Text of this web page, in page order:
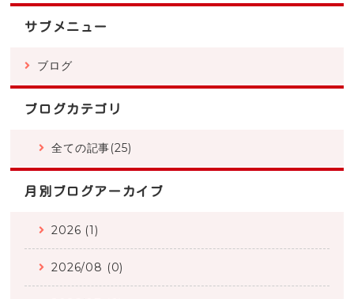
サブメニュー
ブログ
ブログカテゴリ
全ての記事(25)
月別ブログアーカイブ
2026 (1)
2026/08 (0)